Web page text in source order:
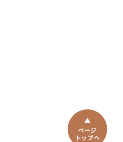
ページ
トップへ